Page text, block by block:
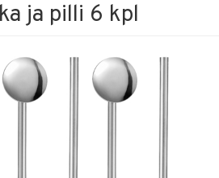
ja pilli 6 kpl